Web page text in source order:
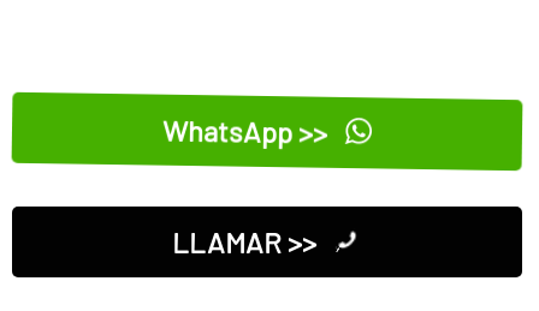
WhatsApp >>
LLAMAR >>